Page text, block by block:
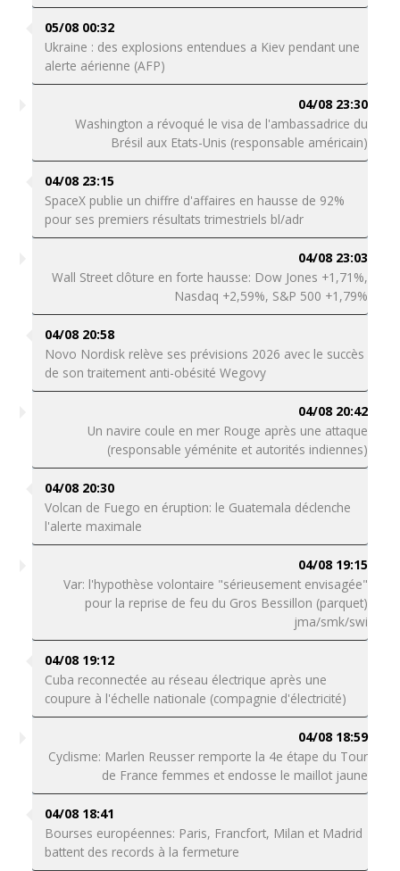
05/08 00:32
Ukraine : des explosions entendues a Kiev pendant une
alerte aérienne (AFP)
04/08 23:30
Washington a révoqué le visa de l'ambassadrice du
Brésil aux Etats-Unis (responsable américain)
04/08 23:15
SpaceX publie un chiffre d'affaires en hausse de 92%
pour ses premiers résultats trimestriels bl/adr
04/08 23:03
Wall Street clôture en forte hausse: Dow Jones +1,71%,
Nasdaq +2,59%, S&P 500 +1,79%
04/08 20:58
Novo Nordisk relève ses prévisions 2026 avec le succès
de son traitement anti-obésité Wegovy
04/08 20:42
Un navire coule en mer Rouge après une attaque
(responsable yéménite et autorités indiennes)
04/08 20:30
Volcan de Fuego en éruption: le Guatemala déclenche
l'alerte maximale
04/08 19:15
Var: l'hypothèse volontaire "sérieusement envisagée"
pour la reprise de feu du Gros Bessillon (parquet)
jma/smk/swi
04/08 19:12
Cuba reconnectée au réseau électrique après une
coupure à l'échelle nationale (compagnie d'électricité)
04/08 18:59
Cyclisme: Marlen Reusser remporte la 4e étape du Tour
de France femmes et endosse le maillot jaune
04/08 18:41
Bourses européennes: Paris, Francfort, Milan et Madrid
battent des records à la fermeture